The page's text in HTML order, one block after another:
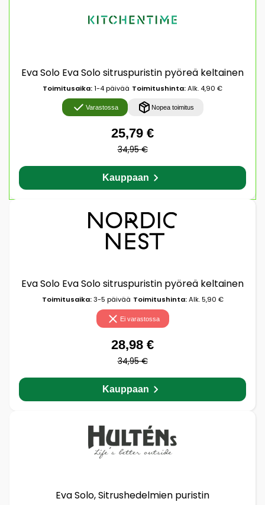
Eva Solo Eva Solo sitruspuristin pyöreä keltainen
Toimitusaika:1-4 päivää Toimitushinta:Alk. 4,90 €
Varastossa Nopea toimitus
25,79 €
34,95 €
Kauppaan
Eva Solo Eva Solo sitruspuristin pyöreä keltainen
Toimitusaika:3-5 päivää Toimitushinta:Alk. 5,90 €
Ei varastossa
28,98 €
34,95 €
Kauppaan
Eva Solo, Sitrushedelmien puristin